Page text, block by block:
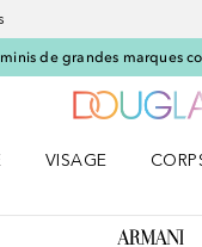
de grandes marques
VISAGE